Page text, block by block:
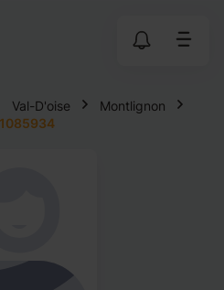
Val-D'oise
Montlignon